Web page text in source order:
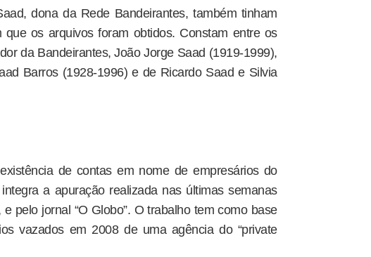
dona da Rede Bandeirantes, também tinham
os arquivos foram obtidos. Constam entre os
da Bandeirantes, João Jorge Saad (1919-1999),
Barros (1928-1996) e de Ricardo Saad e Silvia
de contas em nome de empresários do
a apuração realizada nas últimas semanas
pelo jornal “O Globo”. O trabalho tem como base
vazados em 2008 de uma agência do “private